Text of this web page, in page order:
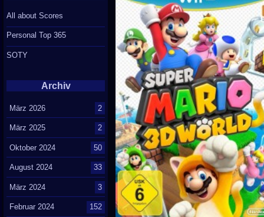
All about Scores
Personal Top 365
SOTY
Archiv
März 2026 2
März 2025 2
Oktober 2024 50
August 2024 33
März 2024 3
Februar 2024 152